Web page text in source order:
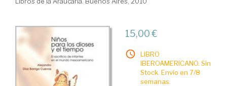
15,00 €
LIBRO
IBEROAMERICANO. Sin
Stock. Envío en 7/8
semanas.